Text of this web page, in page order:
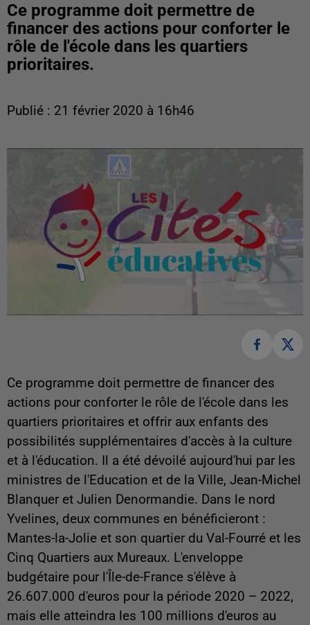
Ce programme doit permettre de
financer des actions pour conforter le
rôle de l'école dans les quartiers
prioritaires.
Publié : 21 février 2020 à 16h46
Ce programme doit permettre de financer des
actions pour conforter le rôle de l'école dans les
quartiers prioritaires et offrir aux enfants des
possibilités supplémentaires d'accès à la culture
et à l'éducation. Il a été dévoilé aujourd'hui par les
ministres de l'Education et de la Ville, Jean-Michel
Blanquer et Julien Denormandie. Dans le nord
Yvelines, deux communes en bénéficieront :
Mantes-la-Jolie et son quartier du Val-Fourré et les
Cinq Quartiers aux Mureaux. L'enveloppe
budgétaire pour l'Île-de-France s'élève à
26.607.000 d'euros pour la période 2020 – 2022,
mais elle atteindra les 100 millions d'euros au